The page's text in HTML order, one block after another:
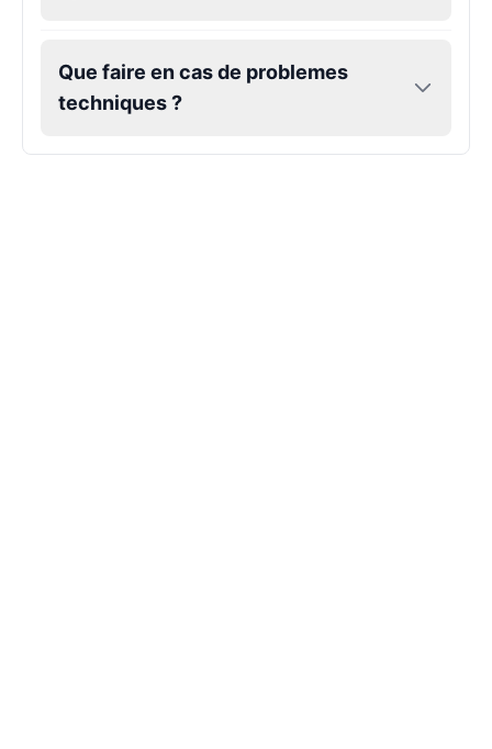
Que faire en cas de problemes
techniques ?